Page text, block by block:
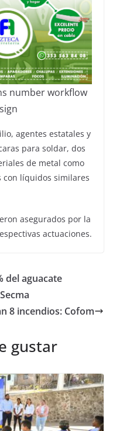
number workflow
agentes estatales y
para soldar, dos
de metal como
con líquidos similares
asegurados por la
actuaciones.
del aguacate
8 incendios: Cofom
gustar